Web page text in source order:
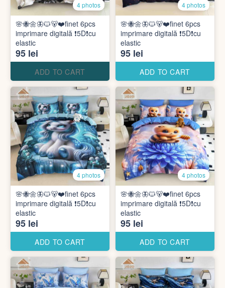
4 photos
🌸🐝🌼🦋🐱🐻❤️finet 6pcs
imprimare digitală ❗️5D❗️cu
elastic
95 lei
ADD TO CART
4 photos
🌸🐝🌼🦋🐱🐻❤️finet 6pcs
imprimare digitală ❗️5D❗️cu
elastic
95 lei
ADD TO CART
4 photos
🌸🐝🌼🦋🐱🐻❤️finet 6pcs
imprimare digitală ❗️5D❗️cu
elastic
95 lei
ADD TO CART
4 photos
🌸🐝🌼🦋🐱🐻❤️finet 6pcs
imprimare digitală ❗️5D❗️cu
elastic
95 lei
ADD TO CART